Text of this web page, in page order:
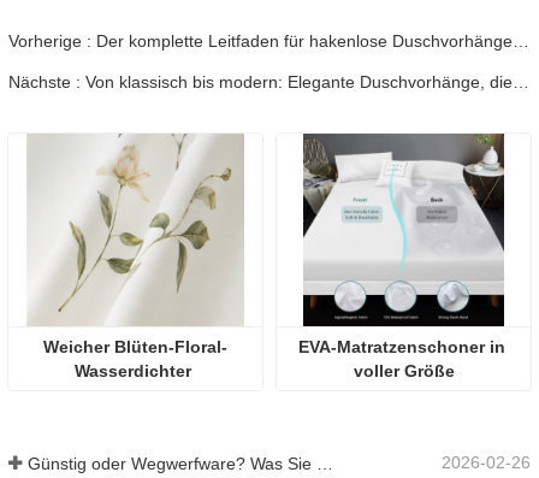
Weicher Blüten-Floral-
Wasserdichter
EVA-Matratzenschoner in
voller Größe
Günstig oder Wegwerfware? Was Sie über preiswerte Tischdecken wissen sollten 2026-02-26